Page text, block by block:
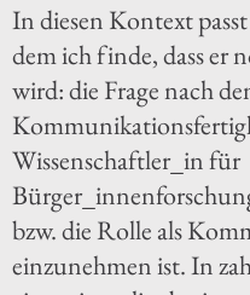
In diesen Kontext
dem ich finde, dass er
wird: die Frage nach
Wissenschaftler_in für
bzw. die Rolle als
einzunehmen ist. In